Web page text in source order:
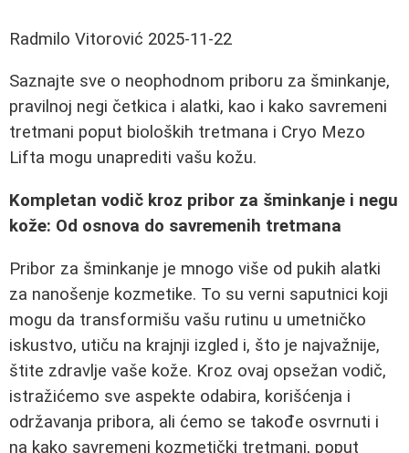
Radmilo Vitorović 2025-11-22
Saznajte sve o neophodnom priboru za šminkanje,
pravilnoj negi četkica i alatki, kao i kako savremeni
tretmani poput bioloških tretmana i Cryo Mezo
Lifta mogu unaprediti vašu kožu.
Kompletan vodič kroz pribor za šminkanje i negu
kože: Od osnova do savremenih tretmana
Pribor za šminkanje je mnogo više od pukih alatki
za nanošenje kozmetike. To su verni saputnici koji
mogu da transformišu vašu rutinu u umetničko
iskustvo, utiču na krajnji izgled i, što je najvažnije,
štite zdravlje vaše kože. Kroz ovaj opsežan vodič,
istražićemo sve aspekte odabira, korišćenja i
održavanja pribora, ali ćemo se takođe osvrnuti i
na kako savremeni kozmetički tretmani, poput